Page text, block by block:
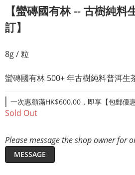
【蠻磚國有林 -- 古樹純料
訂】
8g / 粒
蠻磚國有林 500+ 年古樹純料普洱生
一次惠顧滿HK$600.00，即享【包郵優
Sold Out
Please message the shop owner for
MESSAGE